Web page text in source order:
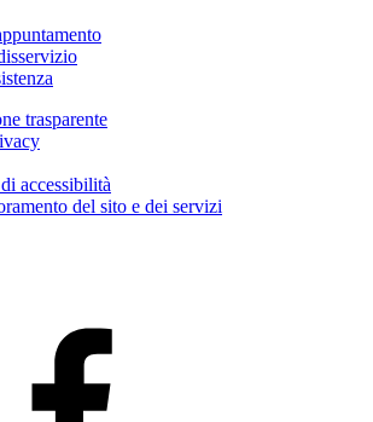
trasparente
accessibilità
del sito e dei servizi